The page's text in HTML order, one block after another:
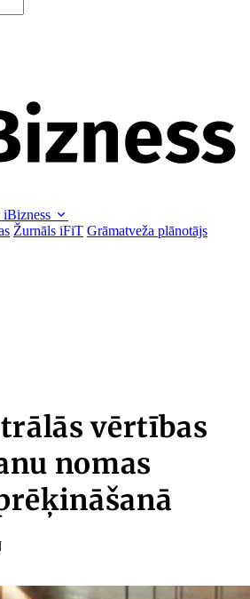
iBizness
Žurnāls iFiT Grāmatveža plānotājs
vērtības
nomas